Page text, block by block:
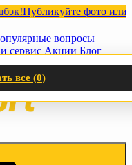
Публикуйте фото или
вопросы
сервис Акции Блог
все (0)